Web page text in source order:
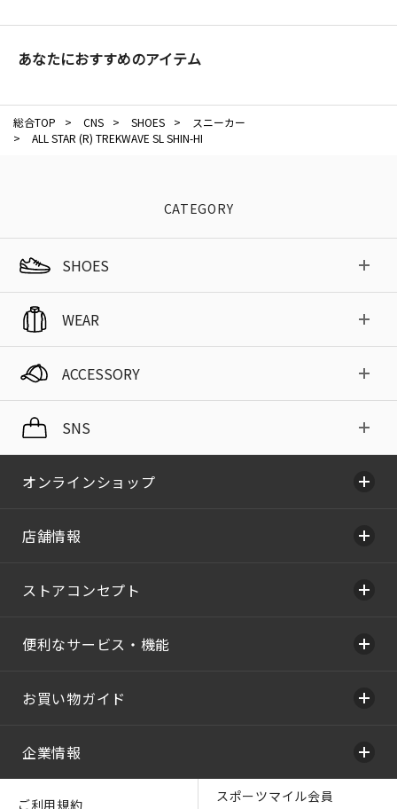
あなたにおすすめのアイテム
総合TOP > CNS > SHOES >
スニーカー
>
ALL STAR (R) TREKWAVE SL SHIN-HI
CATEGORY
SHOES
WEAR
ACCESSORY
SNS
オンラインショップ
店舗情報
ストアコンセプト
便利なサービス・機能
お買い物ガイド
企業情報
ご利用規約
スポーツマイル会員